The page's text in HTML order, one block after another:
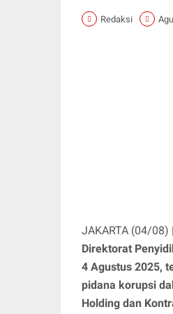
Redaksi
JAKARTA (04/
Direktorat
4 Agustus 2025,
pidana korupsi
Holding dan